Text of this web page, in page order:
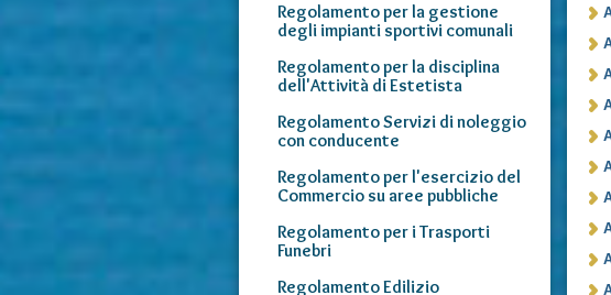
Regolamento per la gestione
degli impianti sportivi comunali
Regolamento per la disciplina
dell'Attività di Estetista
Regolamento Servizi di noleggio
con conducente
Regolamento per l'esercizio del
Commercio su aree pubbliche
Regolamento per i Trasporti
Funebri
Regolamento Edilizio